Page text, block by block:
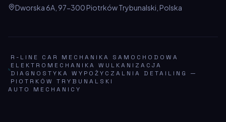
Dworska 6A, 97-300 Piotrków Trybunalski, Polska
R-LINE CAR MECHANIKA SAMOCHODOWA
ELEKTROMECHANIKA WULKANIZACJA
DIAGNOSTYKA WYPOŻYCZALNIA DETAILING
—
PIOTRKÓW TRYBUNALSKI
AUTO MECHANICY